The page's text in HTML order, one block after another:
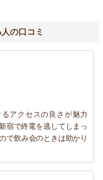
の口コミ
アクセスの良さが魅力
宿で終電を逃してしまっ
で飲み会のときは助かり